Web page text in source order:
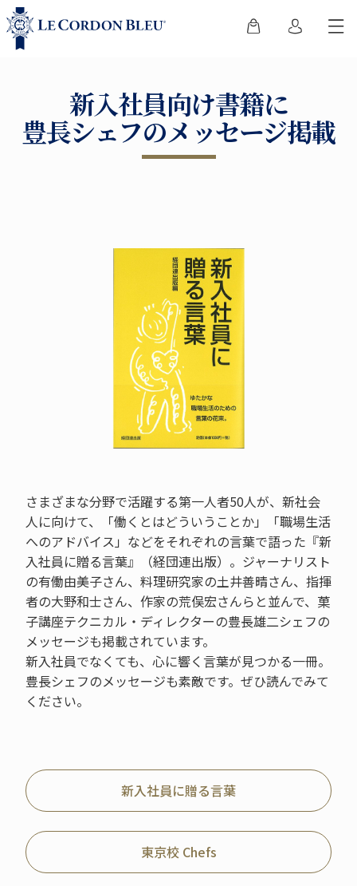
新入社員向け書籍に
豊長シェフのメッセージ掲載
さまざまな分野で活躍する第一人者50人が、新社会
人に向けて、「働くとはどういうことか」「職場生活
へのアドバイス」などをそれぞれの言葉で語った『新
入社員に贈る言葉』（経団連出版）。ジャーナリスト
の有働由美子さん、料理研究家の土井善晴さん、指揮
者の大野和士さん、作家の荒俣宏さんらと並んで、菓
子講座テクニカル・ディレクターの豊長雄二シェフの
メッセージも掲載されています。
新入社員でなくても、心に響く言葉が見つかる一冊。
豊長シェフのメッセージも素敵です。ぜひ読んでみて
ください。
新入社員に贈る言葉
東京校 Chefs